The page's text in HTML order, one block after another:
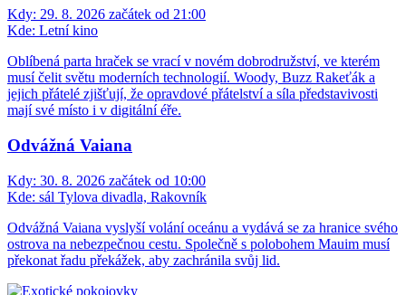
Kdy: 29. 8. 2026 začátek od 21:00
Kde: Letní kino
Oblíbená parta hraček se vrací v novém dobrodružství, ve kterém
musí čelit světu moderních technologií. Woody, Buzz Rakeťák a
jejich přátelé zjišťují, že opravdové přátelství a síla představivosti
mají své místo i v digitální éře.
Odvážná Vaiana
Kdy: 30. 8. 2026 začátek od 10:00
Kde: sál Tylova divadla, Rakovník
Odvážná Vaiana vyslyší volání oceánu a vydává se za hranice svého
ostrova na nebezpečnou cestu. Společně s polobohem Mauim musí
překonat řadu překážek, aby zachránila svůj lid.